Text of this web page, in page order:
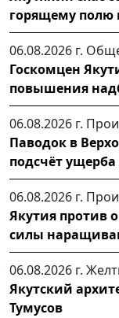
горящему полю
06.08.2026 г.
Госкомцен
повышения
06.08.2026 г.
Паводок в
подсчёт ущерба
06.08.2026 г.
Якутия против
силы
06.08.2026 г.
Якутский
Тумусов